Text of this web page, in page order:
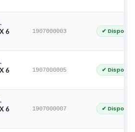
6
1907000003 ✔
6
1907000005 ✔
6
1907000007 ✔